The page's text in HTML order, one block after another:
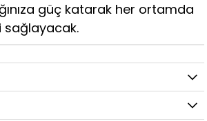
güç katarak her ortamda
sağlayacak.